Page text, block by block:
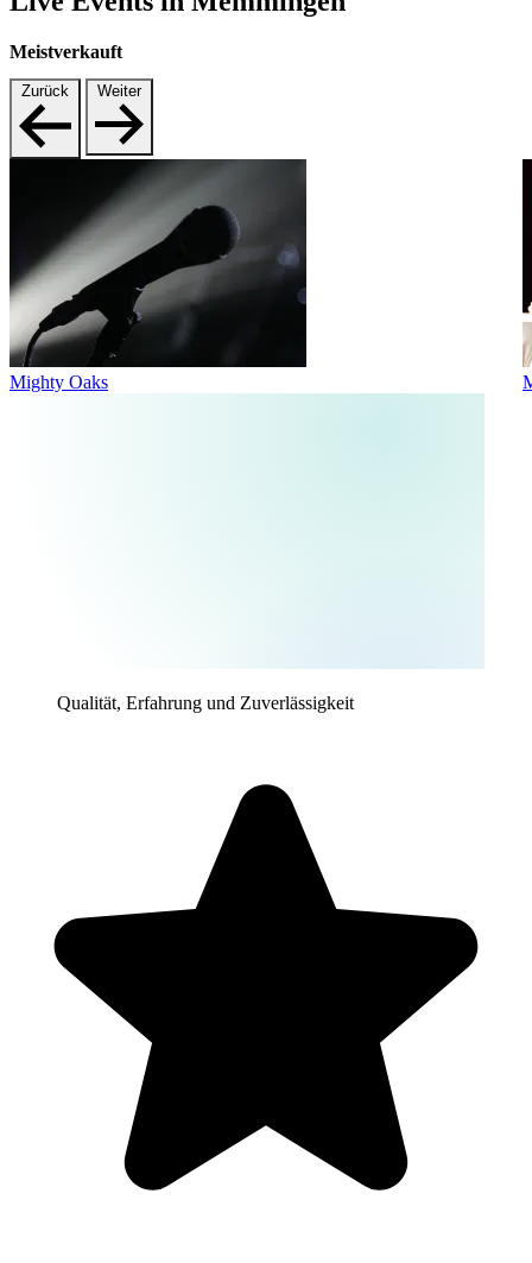
Meistverkauft
Zurück Weiter
Mighty Oaks
Qualität, Erfahrung und Zuverlässigkeit